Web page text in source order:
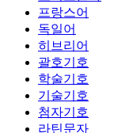
프랑스어
독일어
히브리어
괄호기호
학술기호
기술기호
첨자기호
라틴문자